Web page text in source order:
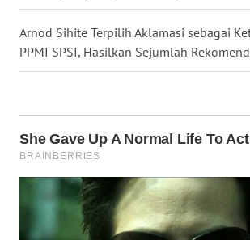
Arnod Sihite Terpilih Aklamasi sebagai
PPMI SPSI, Hasilkan Sejumlah
WN
NIAS
LANGKAT
WN
SELATAN
WN